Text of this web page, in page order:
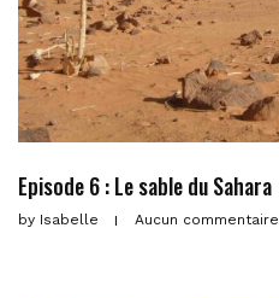
Episode 6 : Le sable du Sahara
by Isabelle Aucun commentaire